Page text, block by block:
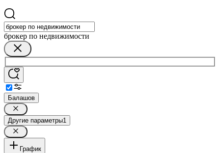
брокер по недвижимости
Балашов
Другие параметры1
График